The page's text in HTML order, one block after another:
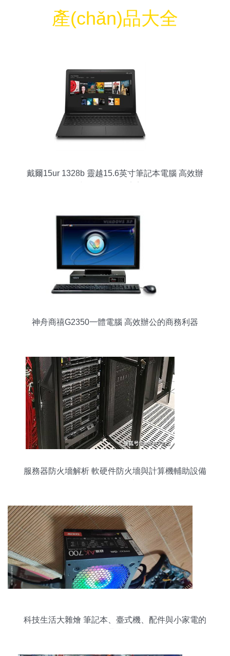
產(chǎn)品大全
戴爾15ur 1328b 靈越15.6英寸筆記本電腦 高效辦
神舟商禧G2350一體電腦 高效辦公的商務利器
服務器防火墻解析 軟硬件防火墻與計算機輔助設備
科技生活大雜燴 筆記本、臺式機、配件與小家電的